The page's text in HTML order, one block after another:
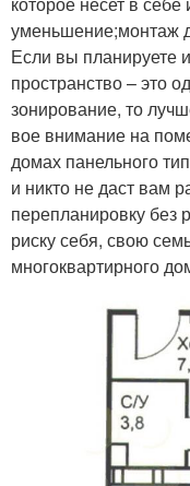
уменьшение;монтаж
Если вы планируете
пространство – это
зонирование, то
вое внимание на
домах панельного
и никто не даст вам
перепланировку без
риску себя, свою
многоквартирного